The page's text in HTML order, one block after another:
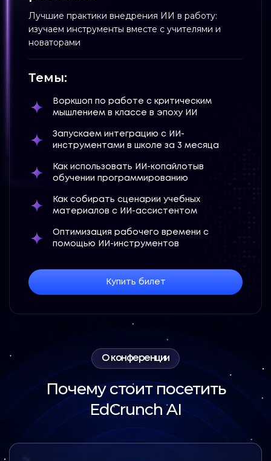
Лучшие практики внедрения ИИ в работу:
изучаем инструменты вместе с учителями и
новаторами
Темы:
Воркшоп по работе с критическим
мышлением в классе в эпоху ИИ
Запускаем интеграцию с ИИ-
инструментами в школе за 3 месяца
Как использовать ИИ-копайлотыв
обучении программированию
Как собирать сценарии учебных
материалов с ИИ-ассистентом
Оптимизация рабочего времени с
помощью ИИ-инструментов
Купить билет
О конференции
Почему стоит посетить
EdCrunch AI